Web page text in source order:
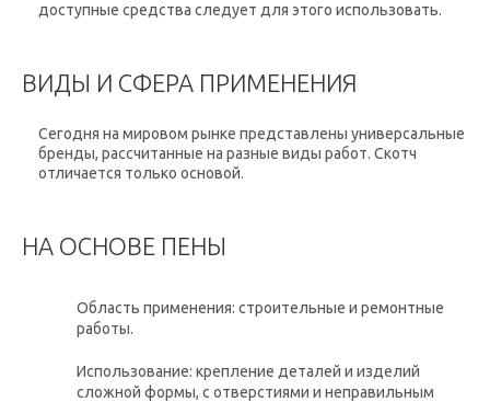
доступные средства следует для этого использовать.
ВИДЫ И СФЕРА ПРИМЕНЕНИЯ
Сегодня на мировом рынке представлены универсальные
бренды, рассчитанные на разные виды работ. Скотч
отличается только основой.
НА ОСНОВЕ ПЕНЫ
Область применения: строительные и ремонтные
работы.
Использование: крепление деталей и изделий
сложной формы, с отверстиями и неправильным